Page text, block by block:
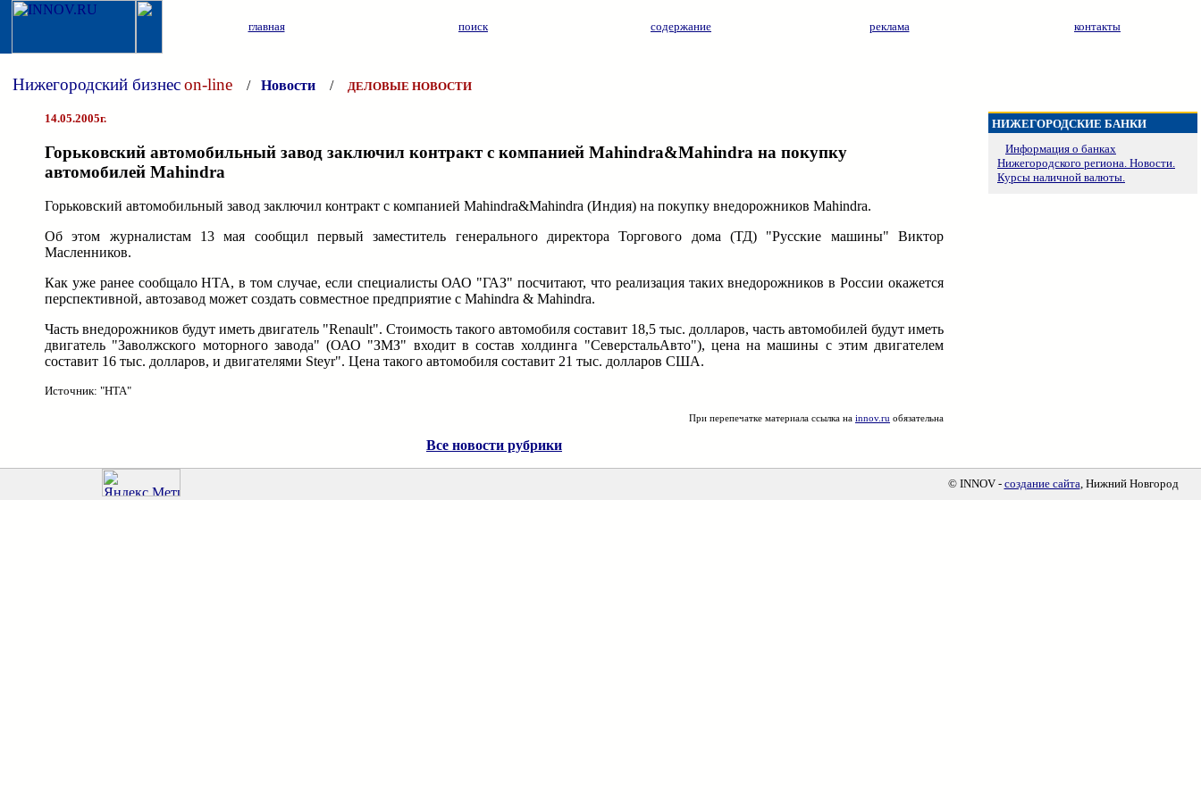
главная поиск содержание реклама контакты
Нижегородский бизнесon-line / Новости / ДЕЛОВЫЕ НОВОСТИ
14.05.2005г.
Горьковский автомобильный завод заключил контракт с компанией Mahindra&Mahindra на покупку
автомобилей Mahindra
Горьковский автомобильный завод заключил контракт с компанией Mahindra&Mahindra (Индия) на покупку внедорожников Mahindra.
Об этом журналистам 13 мая сообщил первый заместитель генерального директора Торгового дома (ТД) "Русские машины" Виктор
Масленников.
Как уже ранее сообщало НТА, в том случае, если специалисты ОАО "ГАЗ" посчитают, что реализация таких внедорожников в России окажется
перспективной, автозавод может создать совместное предприятие с Mahindra & Mahindra.
Часть внедорожников будут иметь двигатель "Renault". Стоимость такого автомобиля составит 18,5 тыс. долларов, часть автомобилей будут иметь
двигатель "Заволжского моторного завода" (ОАО "ЗМЗ" входит в состав холдинга "СеверстальАвто"), цена на машины с этим двигателем
составит 16 тыс. долларов, и двигателями Steyr". Цена такого автомобиля составит 21 тыс. долларов США.
Источник: "НТА"
При перепечатке материала ссылка на innov.ru обязательна
Все новости рубрики
НИЖЕГОРОДСКИЕ БАНКИ
Информация о банках
Нижегородского региона. Новости.
Курсы наличной валюты.
© INNOV - создание сайта, Нижний Новгород